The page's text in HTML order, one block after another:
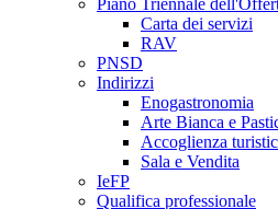
Carta dei servizi
RAV
PNSD
Indirizzi
Enogastronomia
Arte Bianca e
Accoglienza
Sala e Vendita
IeFP
Qualifica professionale